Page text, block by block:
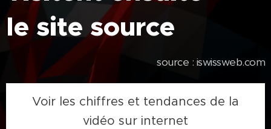
le site source
source : iswissweb.com
Voir les chiffres et tendances de la
vidéo sur internet